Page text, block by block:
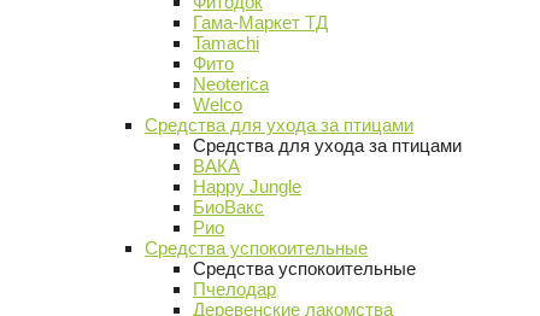
Гама-Маркет ТД
Tamachi
Фито
Neoterica
Welco
Средства для ухода за птицами
Средства для ухода за птицами
ВАКА
Happy Jungle
БиоВакс
Рио
Средства успокоительные
Средства успокоительные
Пчелодар
Деревенские лакомства